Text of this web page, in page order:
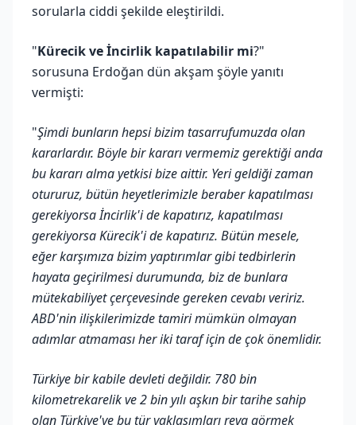
sorularla ciddi şekilde eleştirildi.
"Kürecik ve İncirlik kapatılabilir mi?"
sorusuna Erdoğan dün akşam şöyle yanıtı
vermişti:
"Şimdi bunların hepsi bizim tasarrufumuzda olan
kararlardır. Böyle bir kararı vermemiz gerektiği anda
bu kararı alma yetkisi bize aittir. Yeri geldiği zaman
otururuz, bütün heyetlerimizle beraber kapatılması
gerekiyorsa İncirlik'i de kapatırız, kapatılması
gerekiyorsa Kürecik'i de kapatırız. Bütün mesele,
eğer karşımıza bizim yaptırımlar gibi tedbirlerin
hayata geçirilmesi durumunda, biz de bunlara
mütekabiliyet çerçevesinde gereken cevabı veririz.
ABD'nin ilişkilerimizde tamiri mümkün olmayan
adımlar atmaması her iki taraf için de çok önemlidir.
Türkiye bir kabile devleti değildir. 780 bin
kilometrekarelik ve 2 bin yılı aşkın bir tarihe sahip
olan Türkiye'ye bu tür yaklaşımları reva görmek